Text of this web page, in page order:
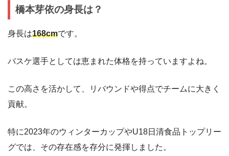
橋本芽依の身長は？
身長は168cmです。
バスケ選手としては恵まれた体格を持っていますよね。
この高さを活かして、リバウンドや得点でチームに大きく
貢献。
特に2023年のウィンターカップやU18日清食品トップリー
グでは、その存在感を存分に発揮しました。